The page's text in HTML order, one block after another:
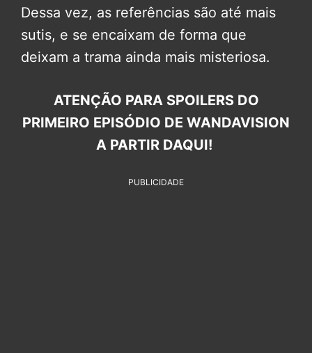
Dessa vez, as referências são até mais
sutis, e se encaixam de forma que
deixam a trama ainda mais misteriosa.
ATENÇÃO PARA SPOILERS DO
PRIMEIRO EPISÓDIO DE WANDAVISION
A PARTIR DAQUI!
PUBLICIDADE